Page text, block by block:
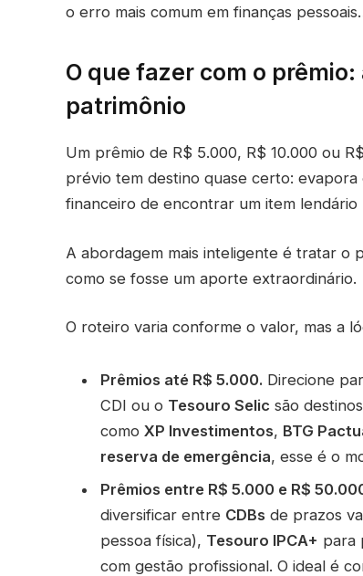
o erro mais comum em finanças
O que fazer com o
patrimônio
Um prêmio de R$ 5.000, R$ 10.000 ou
prévio tem destino quase certo:
financeiro de encontrar um item
A abordagem mais inteligente é tratar o
como se fosse um aporte extraordinário.
O roteiro varia conforme o valor, mas a
Prêmios até R$ 5.000. Direcione
CDI ou o Tesouro Selic são
como XP Investimentos, BTG
reserva de emergência, esse é o
Prêmios entre R$ 5.000 e R$
diversificar entre CDBs de prazos
pessoa física), Tesouro IPCA+ para
com gestão profissional. O ideal é